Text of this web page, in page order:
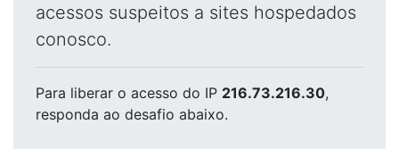
acessos suspeitos a sites hospedados
conosco.
Para liberar o acesso do IP 216.73.216.30,
responda ao desafio abaixo.